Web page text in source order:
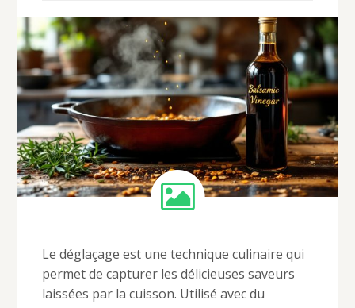
Le déglaçage est une technique culinaire qui
permet de capturer les délicieuses saveurs
laissées par la cuisson. Utilisé avec du